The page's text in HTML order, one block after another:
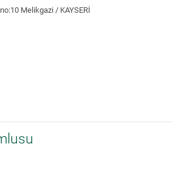
Melikgazi / KAYSERİ